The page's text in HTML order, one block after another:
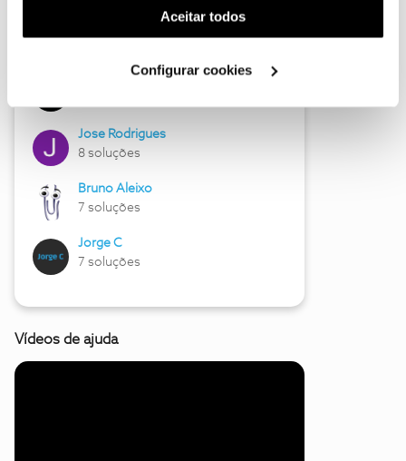
(cookies de publicidade personalizada). Pode gerir a
utilização dos cookies clicando em "Configurar
Aceitar todos
Configurar cookies
Hall of Fame de junho
Jose Rodrigues
8 soluções
Bruno Aleixo
7 soluções
Jorge C
7 soluções
Vídeos de ajuda